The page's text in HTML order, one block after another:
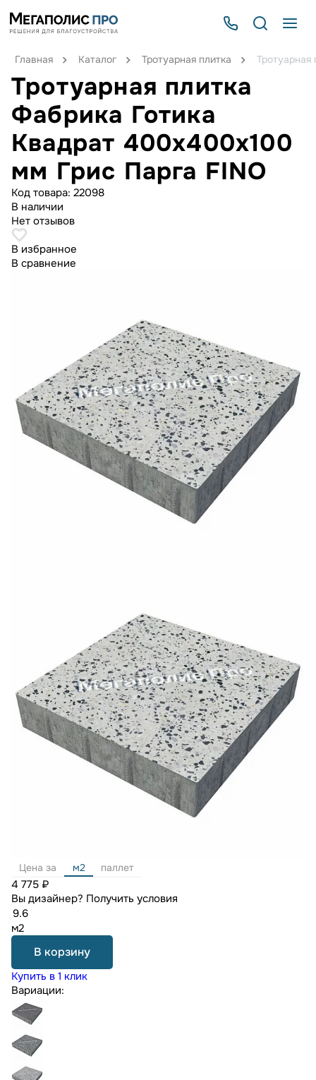
Главная Каталог Тротуарная плитка
Тротуарная плитка
Фабрика Готика
Квадрат 400х400х100
мм Грис Парга FINO
Код товара: 22098
В наличии
Нет отзывов
В избранное
В сравнение
Цена за м2 паллет
4 775 ₽
Вы дизайнер? Получить условия
м2
В корзину
Купить в 1 клик
Вариации: